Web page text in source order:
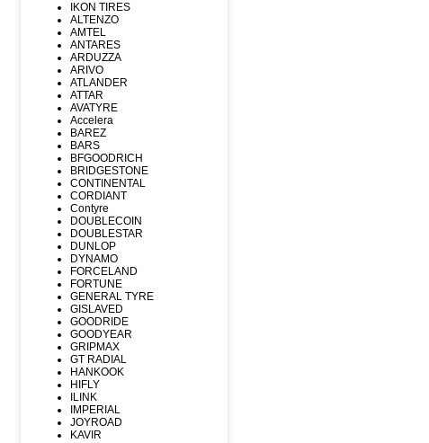
IKON TIRES
ALTENZO
AMTEL
ANTARES
ARDUZZA
ARIVO
ATLANDER
ATTAR
AVATYRE
Accelera
BAREZ
BARS
BFGOODRICH
BRIDGESTONE
CONTINENTAL
CORDIANT
Contyre
DOUBLECOIN
DOUBLESTAR
DUNLOP
DYNAMO
FORCELAND
FORTUNE
GENERAL TYRE
GISLAVED
GOODRIDE
GOODYEAR
GRIPMAX
GT RADIAL
HANKOOK
HIFLY
ILINK
IMPERIAL
JOYROAD
KAVIR